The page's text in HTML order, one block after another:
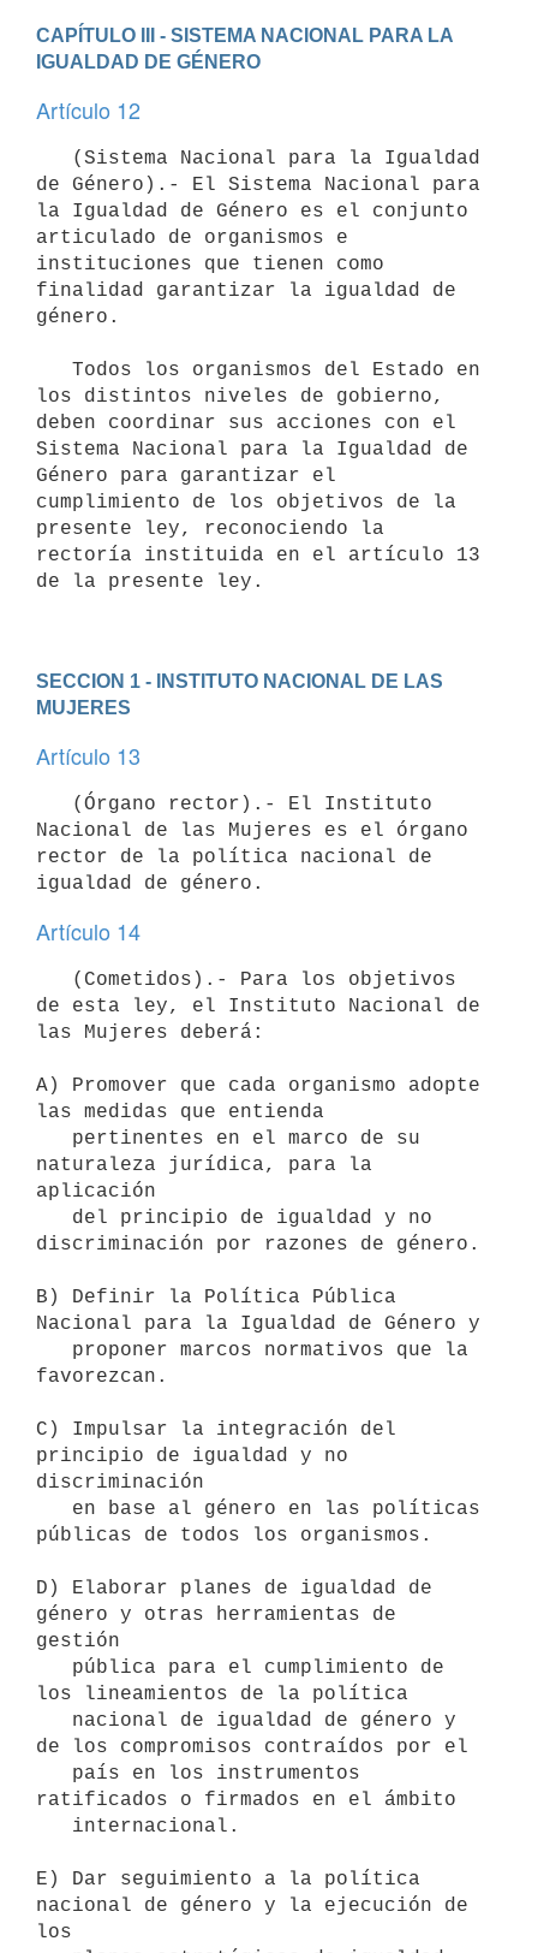
CAPÍTULO III - SISTEMA NACIONAL PARA LA
IGUALDAD DE GÉNERO
Artículo 12
de Género).- El Sistema Nacional para
la Igualdad de Género es el conjunto
articulado de organismos e
instituciones que tienen como
finalidad garantizar la igualdad de
género.
los distintos niveles de gobierno,
deben coordinar sus acciones con el
Sistema Nacional para la Igualdad de
Género para garantizar el
cumplimiento de los objetivos de la
presente ley, reconociendo la
rectoría instituida en el artículo 13
de la presente ley.
SECCION 1 - INSTITUTO NACIONAL DE LAS
MUJERES
Artículo 13
Nacional de las Mujeres es el órgano
rector de la política nacional de
Artículo 14
de esta ley, el Instituto Nacional de
las Mujeres deberá:
A) Promover que cada organismo adopte
las medidas que entienda
naturaleza jurídica, para la
aplicación
discriminación por razones de género.
B) Definir la Política Pública
Nacional para la Igualdad de Género y
favorezcan.
C) Impulsar la integración del
principio de igualdad y no
discriminación
públicas de todos los organismos.
D) Elaborar planes de igualdad de
género y otras herramientas de
gestión
los lineamientos de la política
de los compromisos contraídos por el
ratificados o firmados en el ámbito
E) Dar seguimiento a la política
nacional de género y la ejecución de
los